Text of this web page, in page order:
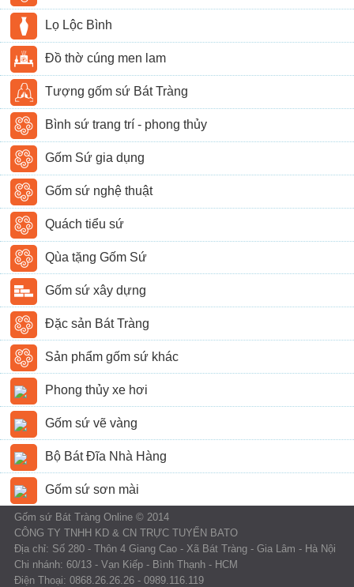
Lọ Lộc Bình
Đồ thờ cúng men lam
Tượng gốm sứ Bát Tràng
Bình sứ trang trí - phong thủy
Gốm Sứ gia dụng
Gốm sứ nghệ thuật
Quách tiểu sứ
Qùa tặng Gốm Sứ
Gốm sứ xây dựng
Đặc sản Bát Tràng
Sản phẩm gốm sứ khác
Phong thủy xe hơi
Gốm sứ vẽ vàng
Bộ Bát Đĩa Nhà Hàng
Gốm sứ sơn mài
Gốm sứ Bát Tràng Online © 2014
CÔNG TY TNHH KD & CN TRỰC TUYẾN BATO
Địa chỉ: Số 280 - Thôn 4 Giang Cao - Xã Bát Tràng - Gia Lâm - Hà Nội
Chi nhánh: 60/13 - Vạn Kiếp - Bình Thạnh - HCM
Điện Thoại: 0868.26.26.26 - 0989.116.119